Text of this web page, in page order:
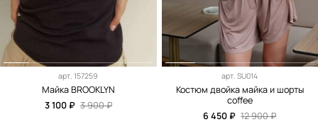
арт.157259
Майка BROOKLYN
3 100 ₽ 3 900 ₽
арт.SU014
Костюм двойка майка и шорты
coffee
6 450 ₽ 12 900 ₽